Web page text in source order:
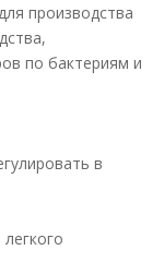
производства
по бактериям и
в